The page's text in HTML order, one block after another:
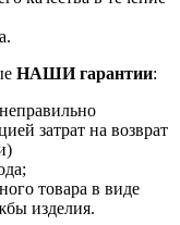
НАШИ гарантии:
затрат на возврат
товара в виде
изделия.